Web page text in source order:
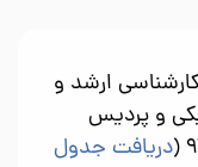
ارشد و
و پردیس
دریافت جدول